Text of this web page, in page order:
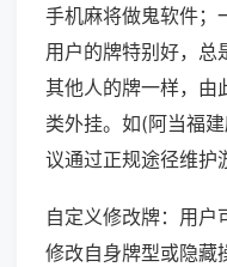
手机麻将做鬼软件；
用户的牌特别好，总
其他人的牌一样，由
类外挂。如(阿当福
议通过正规途径维护
自定义修改牌：用户
修改自身牌型或隐藏